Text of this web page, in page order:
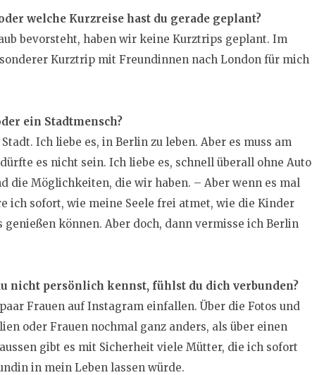
welche Kurzreise hast du gerade geplant?
bevorsteht, haben wir keine Kurztrips geplant. Im
Kurztrip mit Freundinnen nach London für mich
ein Stadtmensch?
Ich liebe es, in Berlin zu leben. Aber es muss am
es nicht sein. Ich liebe es, schnell überall ohne Auto
die Möglichkeiten, die wir haben. – Aber wenn es mal
ich sofort, wie meine Seele frei atmet, wie die Kinder
können. Aber doch, dann vermisse ich Berlin
nicht persönlich kennst, fühlst du dich verbunden?
Frauen auf Instagram einfallen. Über die Fotos und
oder Frauen nochmal ganz anders, als über einen
gibt es mit Sicherheit viele Mütter, die ich sofort
in mein Leben lassen würde.